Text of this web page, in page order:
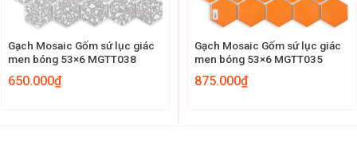
Gạch Mosaic Gốm sứ lục giác
men bóng 53×6 MGTT038
650.000₫
Gạch Mosaic Gốm sứ lục giác
men bóng 53×6 MGTT035
875.000₫